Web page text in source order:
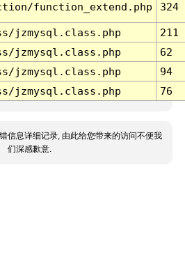
function_extend.php 324
jzmysql.class.php
211
jzmysql.class.php
62
jzmysql.class.php
94
jzmysql.class.php 76
信息详细记录, 由此给您带来的访问不便我
们深感歉意.